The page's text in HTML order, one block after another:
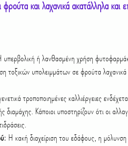
και λαχανικά ακατάλληλα και
ή λανθασμένη χρήση
υπολειμμάτων σε φρούτα λαχανικά
τροποποιημένες καλλιέργειες
διαμάχης. Κάποιοι υποστηρίζουν ότι οι
: Η κακή διαχείριση του εδάφους, η